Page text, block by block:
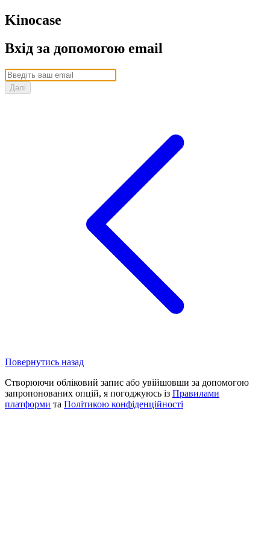
Kinocase
Вхід за допомогою email
Далі
Повернутись назад
Створюючи обліковий запис або увійшовши за допомогою
запропонованих опцій, я погоджуюсь із Правилами
платформи та Політикою конфіденційності